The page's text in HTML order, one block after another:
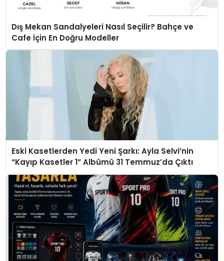
Dış Mekan Sandalyeleri Nasıl Seçilir? Bahçe ve
Cafe İçin En Doğru Modeller
Eski Kasetlerden Yedi Yeni Şarkı: Ayla Selvi’nin
“Kayıp Kasetler 1” Albümü 31 Temmuz’da Çıktı